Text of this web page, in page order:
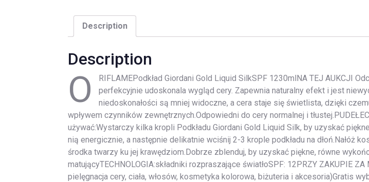
Description
Description
O
RIFLAMEPodkład Giordani Gold Liquid SilkSPF 1230mlNA TEJ AUKCJI
perfekcyjnie udoskonala wygląd cery. Zapewnia naturalny efekt i jest
niedoskonałości są mniej widoczne, a cera staje się świetlista, dzięki
wpływem czynników zewnętrznych.Odpowiedni do cery normalnej i
używać:Wystarczy kilka kropli Podkładu Giordani Gold Liquid Silk, by uzyskać
nią energicznie, a następnie delikatnie wciśnij 2-3 krople podkładu na dłoń.Nałóż
środka twarzy ku jej krawędziom.Dobrze zblenduj, by uzyskać piękne, równe
matującyTECHNOLOGIA:składniki rozpraszające światłoSPF: 12PRZY ZAKUPIE
pielęgnacja cery, ciała, włosów, kosmetyka kolorowa, biżuteria i akcesoria)Gratis